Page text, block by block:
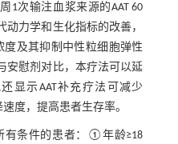
1次输注血浆来源的AAT 60
动力学和生化指标的改善，
度及其抑制中性粒细胞弹性
安慰剂对比，本疗法可以延
显示AAT补充疗法可减少
速度，提高患者生存率。
有条件的患者：①年龄≥18